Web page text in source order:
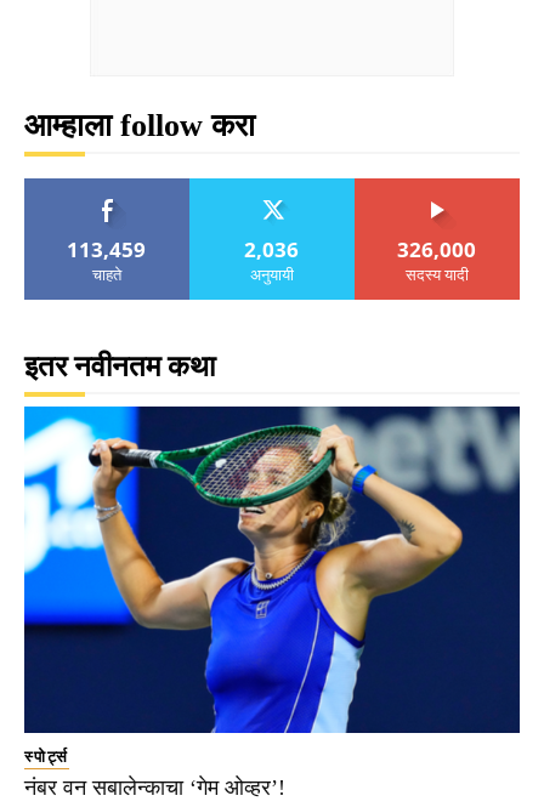
आम्हाला follow करा
113,459
चाहते
2,036
अनुयायी
326,000
सदस्य यादी
इतर नवीनतम कथा
स्पोर्ट्स
नंबर वन सबालेन्काचा ‘गेम ओव्हर’!